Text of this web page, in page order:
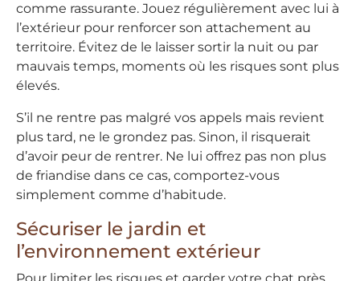
comme rassurante. Jouez régulièrement avec lui à
l’extérieur pour renforcer son attachement au
territoire. Évitez de le laisser sortir la nuit ou par
mauvais temps, moments où les risques sont plus
élevés.
S’il ne rentre pas malgré vos appels mais revient
plus tard, ne le grondez pas. Sinon, il risquerait
d’avoir peur de rentrer. Ne lui offrez pas non plus
de friandise dans ce cas, comportez-vous
simplement comme d’habitude.
Sécuriser le jardin et
l’environnement extérieur